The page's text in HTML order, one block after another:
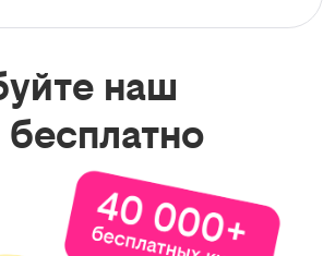
наш